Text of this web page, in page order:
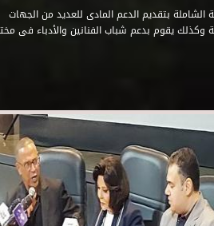
بتقديم الدعم المادى للعديد من الجهات
وكذلك يقوم بدعم شباب الفنانين والأدباء فى